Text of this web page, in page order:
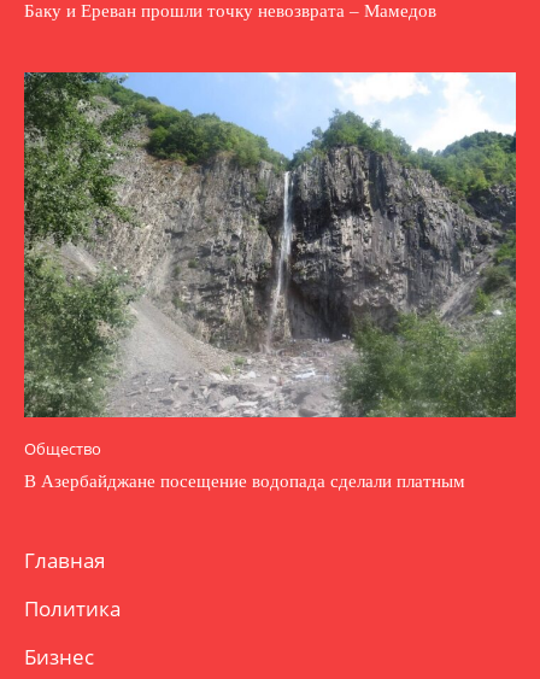
Баку и Ереван прошли точку невозврата – Мамедов
Общество
В Азербайджане посещение водопада сделали платным
Главная
Политика
Бизнес